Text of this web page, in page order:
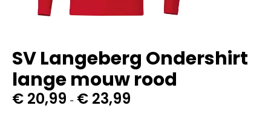
SV Langeberg Ondershirt
lange mouw rood
€ 20,99 - € 23,99